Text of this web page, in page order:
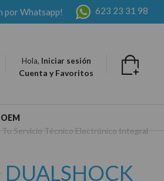
por Whatsapp! 623 23 31 98
Hola, Iniciar sesión
Cuenta y Favoritos
Tu Servicio Técnico Electrónico Integral